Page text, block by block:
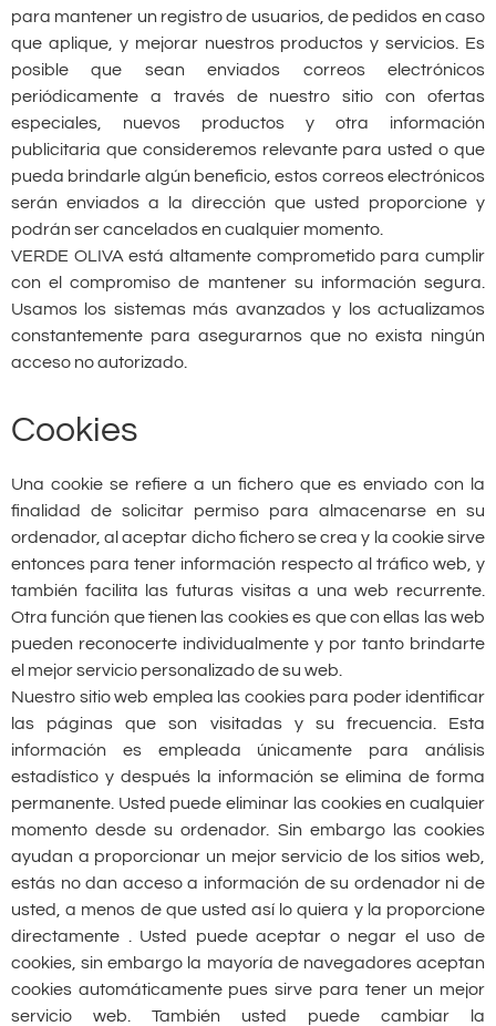
para mantener un registro de usuarios, de pedidos en caso
que aplique, y mejorar nuestros productos y servicios. Es
posible que sean enviados correos electrónicos
periódicamente a través de nuestro sitio con ofertas
especiales, nuevos productos y otra información
publicitaria que consideremos relevante para usted o que
pueda brindarle algún beneficio, estos correos electrónicos
serán enviados a la dirección que usted proporcione y
podrán ser cancelados en cualquier momento.
VERDE OLIVA está altamente comprometido para cumplir
con el compromiso de mantener su información segura.
Usamos los sistemas más avanzados y los actualizamos
constantemente para asegurarnos que no exista ningún
acceso no autorizado.
Cookies
Una cookie se refiere a un fichero que es enviado con la
finalidad de solicitar permiso para almacenarse en su
ordenador, al aceptar dicho fichero se crea y la cookie sirve
entonces para tener información respecto al tráfico web, y
también facilita las futuras visitas a una web recurrente.
Otra función que tienen las cookies es que con ellas las web
pueden reconocerte individualmente y por tanto brindarte
el mejor servicio personalizado de su web.
Nuestro sitio web emplea las cookies para poder identificar
las páginas que son visitadas y su frecuencia. Esta
información es empleada únicamente para análisis
estadístico y después la información se elimina de forma
permanente. Usted puede eliminar las cookies en cualquier
momento desde su ordenador. Sin embargo las cookies
ayudan a proporcionar un mejor servicio de los sitios web,
estás no dan acceso a información de su ordenador ni de
usted, a menos de que usted así lo quiera y la proporcione
directamente . Usted puede aceptar o negar el uso de
cookies, sin embargo la mayoría de navegadores aceptan
cookies automáticamente pues sirve para tener un mejor
servicio web. También usted puede cambiar la